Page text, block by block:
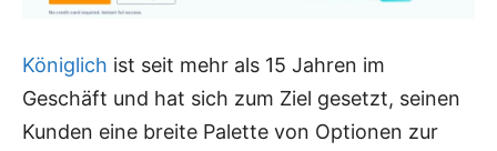
Königlich ist seit mehr als 15 Jahren im
Geschäft und hat sich zum Ziel gesetzt, seinen
Kunden eine breite Palette von Optionen zur